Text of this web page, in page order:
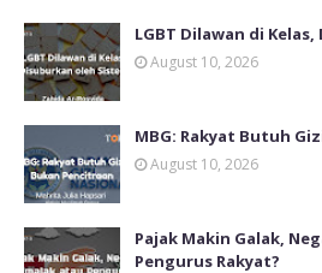
LGBT Dilawan di
August 10, 2026
MBG: Rakyat Butuh
August 10, 2026
Pajak Makin Galak,
Pengurus Rakyat?